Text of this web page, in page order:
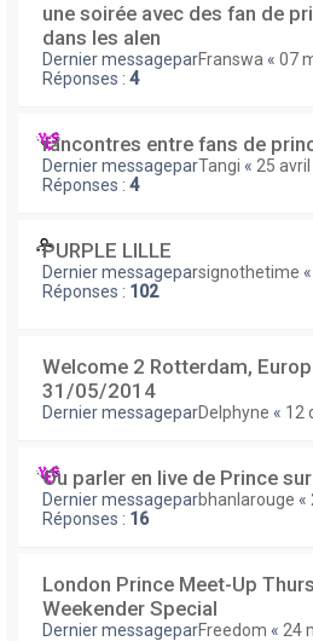
une soirée avec des fan de
dans les alen
Dernier messageparFranswa « 07
Réponses : 4
rancontres entre fans de
Dernier messageparTangi « 25
Réponses : 4
PURPLE LILLE
Dernier messageparsignothetime «
Réponses : 102
Welcome 2 Rotterdam,
31/05/2014
Dernier messageparDelphyne « 12
Ou parler en live de Prince
Dernier messageparbhanlarouge «
Réponses : 16
London Prince Meet-Up
Weekender Special
Dernier messageparFreedom « 24